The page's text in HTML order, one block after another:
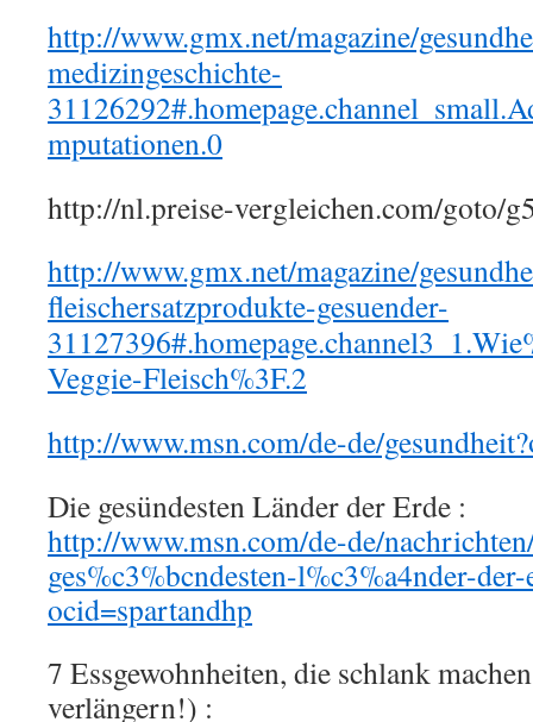
http://www.gmx.net/magazine/
medizingeschichte-
mputationen.0
http://nl.preise-vergleichen.com/goto/
http://www.gmx.net/magazine/
fleischersatzprodukte-gesuender-
Veggie-Fleisch%3F.2
http://www.msn.com/de-de/
Die gesündesten Länder der Erde :
http://www.msn.com/de-de/
ges%c3%bcndesten-l%c3%a4nder-
ocid=spartandhp
7 Essgewohnheiten, die schlank
verlängern!) :